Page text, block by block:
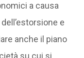
a causa
e
anche il piano
su cui si